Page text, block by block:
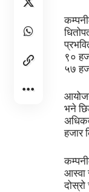
९०
५७
भने
हजार
आस्वा